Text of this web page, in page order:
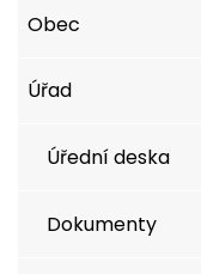
Obec
Úřad
Úřední deska
Dokumenty